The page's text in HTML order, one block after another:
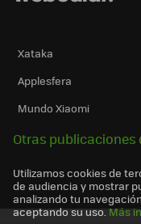
Xataka
Applesfera
Mundo Xiaomi
Otras publicaciones
Utilizamos cookies de
de audiencia y mostrar
analizando tu
aceptando su uso. Más